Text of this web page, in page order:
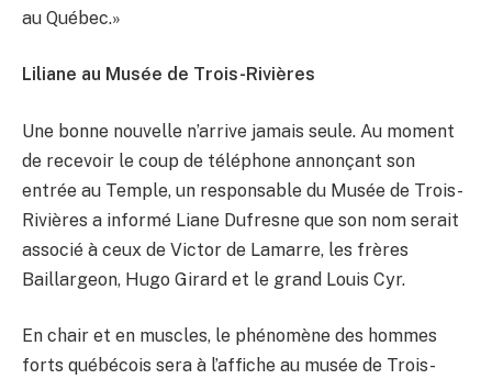
au Québec.»
Liliane au Musée de Trois-Rivières
Une bonne nouvelle n’arrive jamais seule. Au moment
de recevoir le coup de téléphone annonçant son
entrée au Temple, un responsable du Musée de Trois-
Rivières a informé Liane Dufresne que son nom serait
associé à ceux de Victor de Lamarre, les frères
Baillargeon, Hugo Girard et le grand Louis Cyr.
En chair et en muscles, le phénomène des hommes
forts québécois sera à l’affiche au musée de Trois-